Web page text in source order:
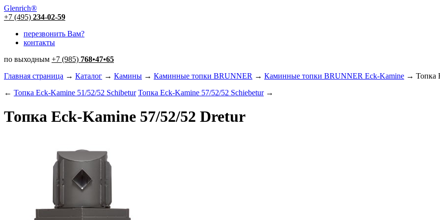
Glenrich®
+7 (495) 234-02-59
перезвонить Вам?
контакты
по выходным +7 (985) 768•47•65
Главная страница → Каталог → Камины → Каминные топки BRUNNER → Каминные топки BRUNNER Eck-Kamine → Топка
← Топка Eck-Kamine 51/52/52 Schibetur Топка Eck-Kamine 57/52/52 Schiebetur→
Топка Eck-Kamine 57/52/52 Dretur